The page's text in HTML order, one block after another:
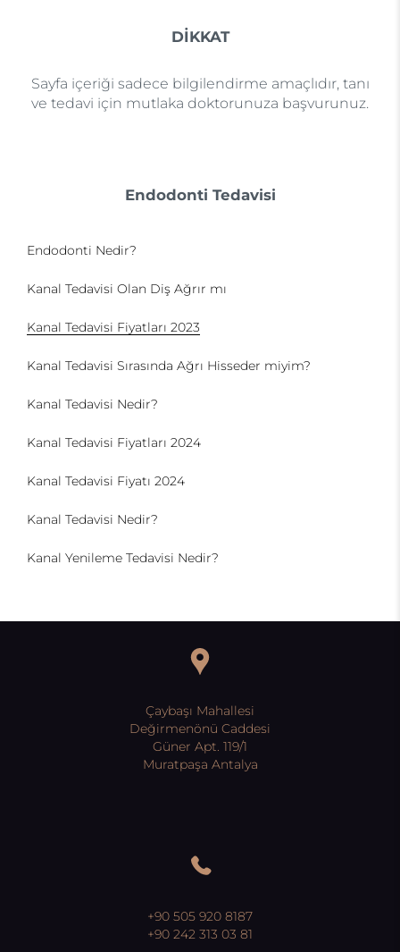
DİKKAT
Sayfa içeriği sadece bilgilendirme amaçlıdır, tanı
ve tedavi için mutlaka doktorunuza başvurunuz.
Endodonti Tedavisi
Endodonti Nedir?
Kanal Tedavisi Olan Diş Ağrır mı
Kanal Tedavisi Fiyatları 2023
Kanal Tedavisi Sırasında Ağrı Hisseder miyim?
Kanal Tedavisi Nedir?
Kanal Tedavisi Fiyatları 2024
Kanal Tedavisi Fiyatı 2024
Kanal Tedavisi Nedir?
Kanal Yenileme Tedavisi Nedir?
Çaybaşı Mahallesi
Değirmenönü Caddesi
Güner Apt. 119/1
Muratpaşa Antalya
+90 505 920 8187
+90 242 313 03 81